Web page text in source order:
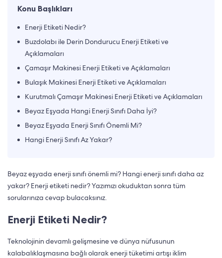
Konu Başlıkları
Enerji Etiketi Nedir?
Buzdolabı ile Derin Dondurucu Enerji Etiketi ve
Açıklamaları
Çamaşır Makinesi Enerji Etiketi ve Açıklamaları
Bulaşık Makinesi Enerji Etiketi ve Açıklamaları
Kurutmalı Çamaşır Makinesi Enerji Etiketi ve Açıklamaları
Beyaz Eşyada Hangi Enerji Sınıfı Daha İyi?
Beyaz Eşyada Enerji Sınıfı Önemli Mi?
Hangi Enerji Sınıfı Az Yakar?
Beyaz eşyada enerji sınıfı önemli mi? Hangi enerji sınıfı daha az
yakar? Enerji etiketi nedir? Yazımızı okuduktan sonra tüm
sorularınıza cevap bulacaksınız.
Enerji Etiketi Nedir?
Teknolojinin devamlı gelişmesine ve dünya nüfusunun
kalabalıklaşmasına bağlı olarak enerji tüketimi artışı iklim